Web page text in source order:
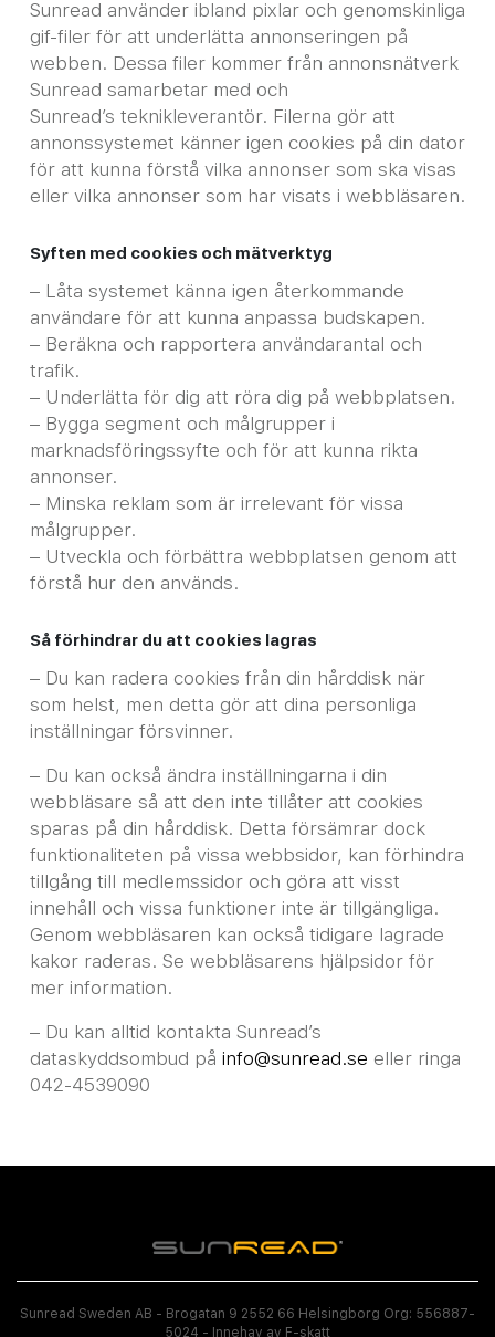
Sunread använder ibland pixlar och genomskinliga
gif-filer för att underlätta annonseringen på
webben. Dessa filer kommer från annonsnätverk
Sunread samarbetar med och
Sunread’s teknikleverantör. Filerna gör att
annonssystemet känner igen cookies på din dator
för att kunna förstå vilka annonser som ska visas
eller vilka annonser som har visats i webbläsaren.
Syften med cookies och mätverktyg
– Låta systemet känna igen återkommande
användare för att kunna anpassa budskapen.
– Beräkna och rapportera användarantal och
trafik.
– Underlätta för dig att röra dig på webbplatsen.
– Bygga segment och målgrupper i
marknadsföringssyfte och för att kunna rikta
annonser.
– Minska reklam som är irrelevant för vissa
målgrupper.
– Utveckla och förbättra webbplatsen genom att
förstå hur den används.
Så förhindrar du att cookies lagras
– Du kan radera cookies från din hårddisk när
som helst, men detta gör att dina personliga
inställningar försvinner.
– Du kan också ändra inställningarna i din
webbläsare så att den inte tillåter att cookies
sparas på din hårddisk. Detta försämrar dock
funktionaliteten på vissa webbsidor, kan förhindra
tillgång till medlemssidor och göra att visst
innehåll och vissa funktioner inte är tillgängliga.
Genom webbläsaren kan också tidigare lagrade
kakor raderas. Se webbläsarens hjälpsidor för
mer information.
– Du kan alltid kontakta Sunread’s
dataskyddsombud på info@sunread.se eller ringa
042-4539090
Sunread Sweden AB - Brogatan 9 2552 66 Helsingborg Org: 556887-
5024 - Innehav av F-skatt